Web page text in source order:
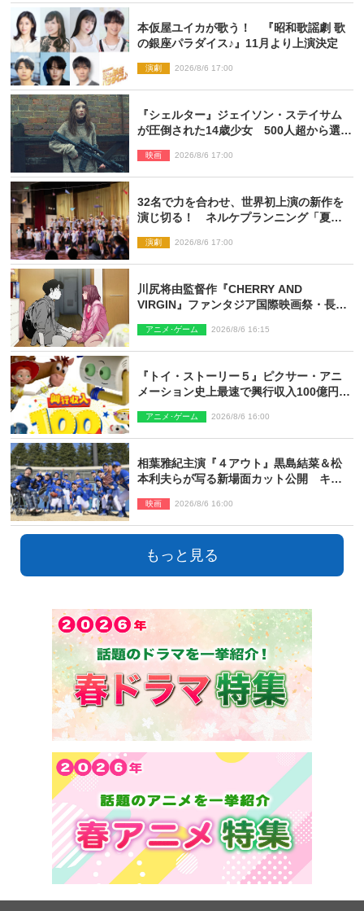
本仮屋ユイカが歌う！ 『昭和歌謡劇 歌
の銀座パラダイス♪』11月より上演決定
演劇 2026/8/6 17:00
『シェルター』ジェイソン・ステイサム
が圧倒された14歳少女 500人超から選出
とは
映画 2026/8/6 17:00
32名で力を合わせ、世界初上演の新作を
演じ切る！ ネルケプランニング「夏休
ト【最終日】
演劇 2026/8/6 17:00
川尻将由監督作『CHERRY AND
VIRGIN』ファンタジア国際映画祭・長編
アニメ･ゲーム 2026/8/6 16:15
『トイ・ストーリー５』ピクサー・アニ
メーション史上最速で興行収入100億円突
アニメ･ゲーム 2026/8/6 16:00
相葉雅紀主演『４アウト』黒島結菜＆松
本利夫らが写る新場面カット公開 キャ
映画 2026/8/6 16:00
もっと見る